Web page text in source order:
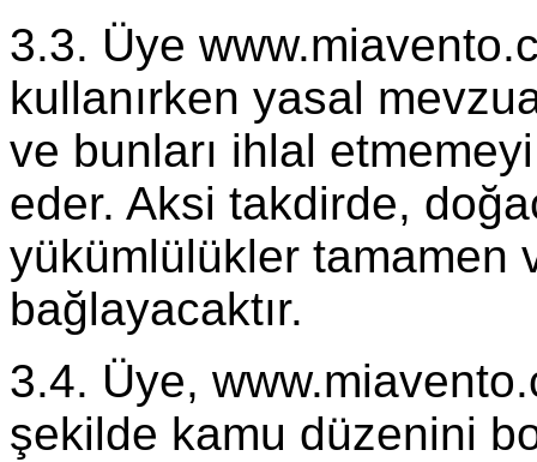
3.3. Üye
kullanırken yasal
ve bunları ihlal
eder. Aksi takdirde,
yükümlülükler tamamen
bağlayacaktır.
3.4. Üye,
şekilde kamu düzenini